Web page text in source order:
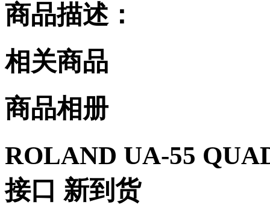
商品描述：
相关商品
商品相册
ROLAND UA-55
接口 新到货